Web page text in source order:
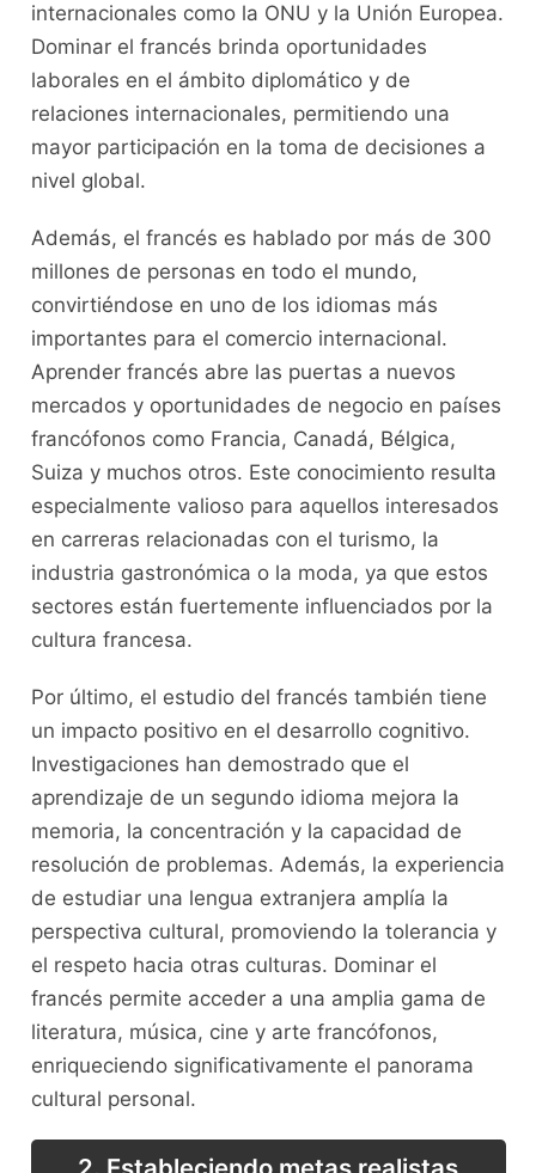
internacionales como la ONU y la Unión Europea.
⁢Dominar el francés brinda oportunidades
laborales en el ámbito diplomático⁢ y de
⁢relaciones⁣ internacionales, permitiendo una⁢
mayor participación en la toma de decisiones a
nivel global.
Además, el francés es hablado por más de 300
millones de personas en todo el‌ mundo, ​
convirtiéndose en‍ uno de los idiomas más
importantes para el comercio ⁣internacional.
Aprender ‌francés​ abre las puertas a nuevos‌
mercados y oportunidades de negocio en países
francófonos como Francia, Canadá, Bélgica,
⁣Suiza y muchos otros. Este conocimiento resulta
especialmente valioso para aquellos interesados
en⁤ carreras relacionadas con el ⁤turismo, la
industria gastronómica o ‍la ‍moda, ya que⁢ estos
sectores están fuertemente influenciados por la
cultura ⁢francesa.
Por último, el estudio‍ del francés también tiene⁢
un​ impacto positivo‌ en el desarrollo cognitivo.
Investigaciones han demostrado⁣ que el
aprendizaje de un segundo idioma mejora la⁢
memoria, la concentración ⁣y la​ capacidad⁣ de
resolución de problemas. Además, ⁤la experiencia
​de ⁢estudiar una lengua extranjera amplía​ la
perspectiva⁤ cultural, promoviendo la tolerancia y
el respeto hacia otras culturas. Dominar el
francés permite acceder a una amplia gama de
literatura, música, cine y arte ⁣francófonos,
enriqueciendo significativamente el panorama⁢
cultural personal.